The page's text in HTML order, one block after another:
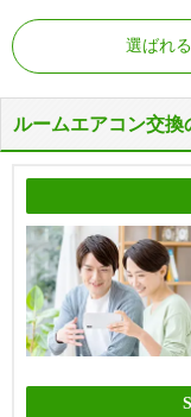
選ばれ
ルームエアコン交換